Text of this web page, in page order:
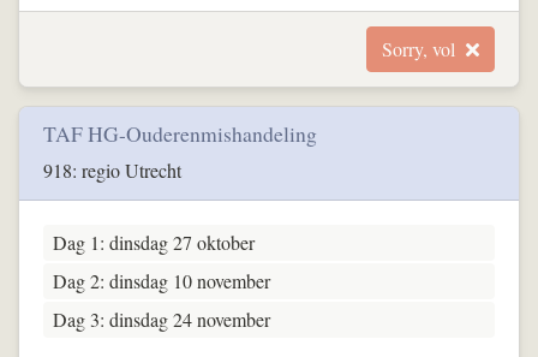
Sorry, vol
TAF HG-Ouderenmishandeling
918: regio Utrecht
Dag 1: dinsdag 27 oktober
Dag 2: dinsdag 10 november
Dag 3: dinsdag 24 november